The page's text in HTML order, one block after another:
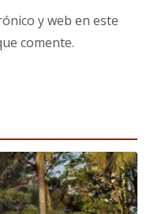
y web en este
comente.